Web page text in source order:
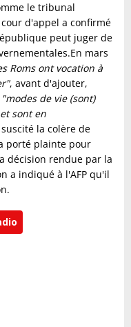
le tribunal
d'appel a confirmé
peut juger de
mars
Roms ont vocation à
, avant d'ajouter,
"modes de vie (sont)
sont en
la colère de
porté plainte pour
décision rendue par la
a indiqué à l'AFP qu'il